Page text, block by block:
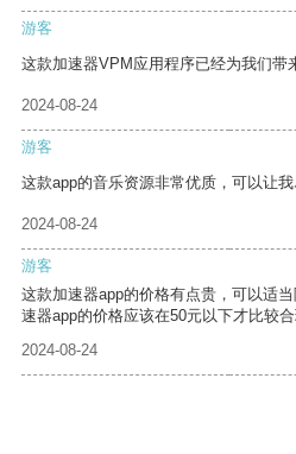
游客
这款加速器VPM应用程序已经为我们带
2024-08-24
游客
这款app的音乐资源非常优质，可以让我
2024-08-24
游客
这款加速器app的价格有点贵，可以适
速器app的价格应该在50元以下才比较合
2024-08-24